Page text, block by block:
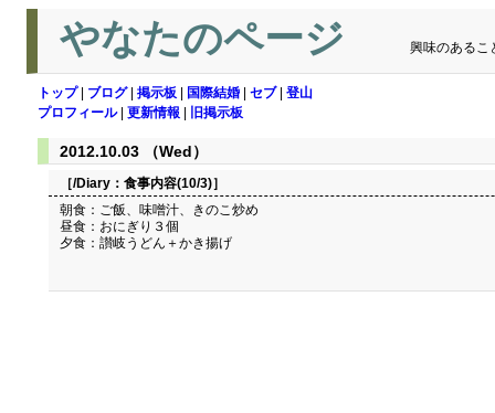
やなたのページ 興味のあるこ
トップ| ブログ| 掲示板 国際結婚 セブ| 登山
プロフィール| 更新情報 旧掲示板
2012.10.03 （Wed）
［/Diary： 食事内容(10/3)］
朝食：ご飯、味噌汁、きのこ炒め
昼食：おにぎり３個
夕食：讃岐うどん＋かき揚げ